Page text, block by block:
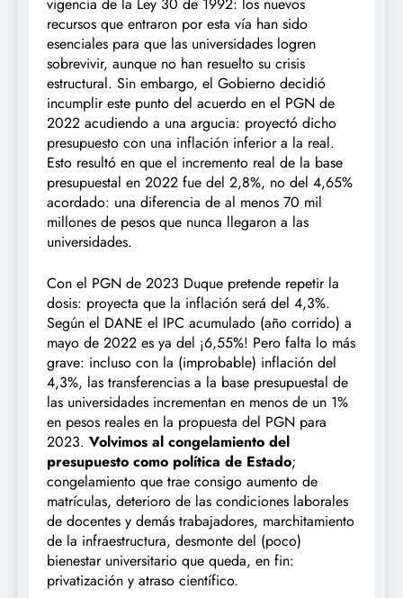
recursos que entraron por esta vía han sido
esenciales para que las universidades logren
sobrevivir, aunque no han resuelto su crisis
estructural. Sin embargo, el Gobierno decidió
incumplir este punto del acuerdo en el PGN de
2022 acudiendo a una argucia: proyectó dicho
presupuesto con una inflación inferior a la real.
Esto resultó en que el incremento real de la base
presupuestal en 2022 fue del 2,8%, no del 4,65%
acordado: una diferencia de al menos 70 mil
millones de pesos que nunca llegaron a las
universidades.
Con el PGN de 2023 Duque pretende repetir la
dosis: proyecta que la inflación será del 4,3%.
Según el DANE el IPC acumulado (año corrido) a
mayo de 2022 es ya del ¡6,55%! Pero falta lo más
grave: incluso con la (improbable) inflación del
4,3%, las transferencias a la base presupuestal de
las universidades incrementan en menos de un 1%
en pesos reales en la propuesta del PGN para
2023. Volvimos al congelamiento del
presupuesto como política de Estado;
congelamiento que trae consigo aumento de
matrículas, deterioro de las condiciones laborales
de docentes y demás trabajadores, marchitamiento
de la infraestructura, desmonte del (poco)
bienestar universitario que queda, en fin:
privatización y atraso científico.